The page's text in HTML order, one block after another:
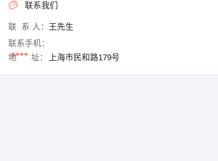
联系我们
联 系 人： 王先生
联系手机：
****
地 址： 上海市民和路179号